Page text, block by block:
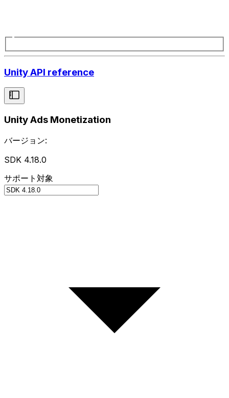
Unity API reference
Unity Ads Monetization
バージョン:
SDK 4.18.0
サポート対象